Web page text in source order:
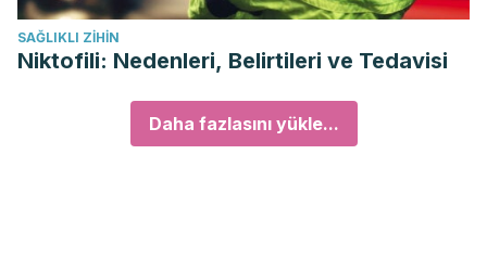
SAĞLIKLI ZIHIN
Niktofili: Nedenleri, Belirtileri ve Tedavisi
Daha fazlasını yükle...